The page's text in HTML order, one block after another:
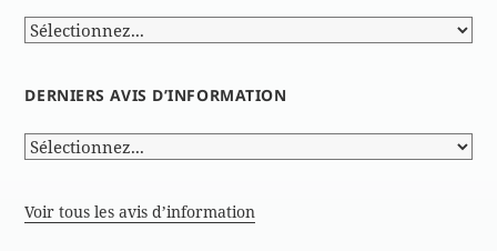
DERNIERS AVIS D’INFORMATION
Voir tous les avis d’information